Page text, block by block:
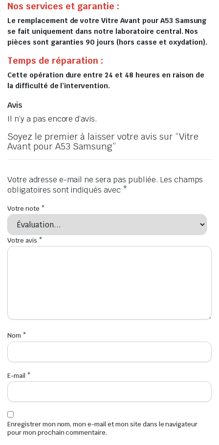
Nos services et garantie :
Le remplacement de votre Vitre Avant pour A53 Samsung
se fait uniquement dans notre laboratoire central. Nos
pièces sont garanties 90 jours (hors casse et oxydation).
Temps de réparation :
Cette opération dure entre 24 et 48 heures en raison de
la difficulté de l’intervention.
Avis
Il n’y a pas encore d’avis.
Soyez le premier à laisser votre avis sur “Vitre
Avant pour A53 Samsung”
Votre adresse e-mail ne sera pas publiée. Les champs
obligatoires sont indiqués avec *
Votre note *
Votre avis *
Nom *
E-mail *
Enregistrer mon nom, mon e-mail et mon site dans le navigateur
pour mon prochain commentaire.